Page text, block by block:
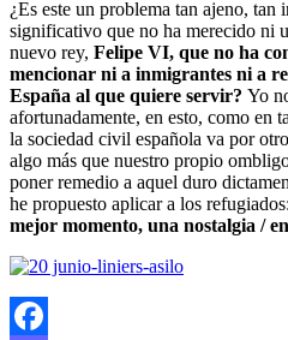
¿Es este un problema tan ajeno, tan
significativo que no ha merecido ni
nuevo rey, Felipe VI, que no ha
mencionar ni a inmigrantes ni a
España al que quiere servir? Yo
afortunadamente, en esto, como en
la sociedad civil española va por
algo más que nuestro propio
poner remedio a aquel duro
he propuesto aplicar a los
mejor momento, una nostalgia /